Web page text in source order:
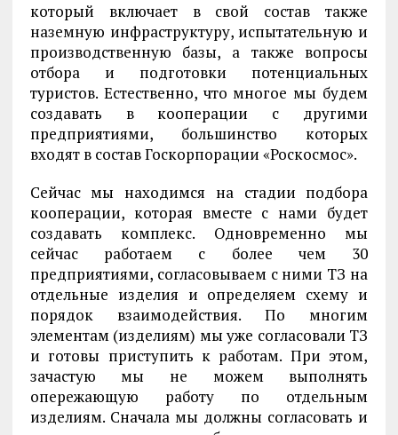
который включает в свой состав также
наземную инфраструктуру, испытательную и
производственную базы, а также вопросы
отбора и подготовки потенциальных
туристов. Естественно, что многое мы будем
создавать в кооперации с другими
предприятиями, большинство которых
входят в состав Госкорпорации «Роскосмос».
Сейчас мы находимся на стадии подбора
кооперации, которая вместе с нами будет
создавать комплекс. Одновременно мы
сейчас работаем с более чем 30
предприятиями, согласовываем с ними ТЗ на
отдельные изделия и определяем схему и
порядок взаимодействия. По многим
элементам (изделиям) мы уже согласовали ТЗ
и готовы приступить к работам. При этом,
зачастую мы не можем выполнять
опережающую работу по отдельным
изделиям. Сначала мы должны согласовать и